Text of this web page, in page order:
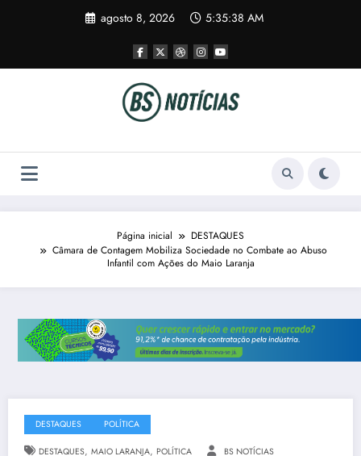
agosto 8, 2026 5:35:38 AM
Página inicial
DESTAQUES
Câmara de Contagem Mobiliza Sociedade no Combate ao Abuso
Infantil com Ações do Maio Laranja
DESTAQUES POLÍTICA
DESTAQUES, MAIO LARANJA, POLÍTICA BS NOTÍCIAS